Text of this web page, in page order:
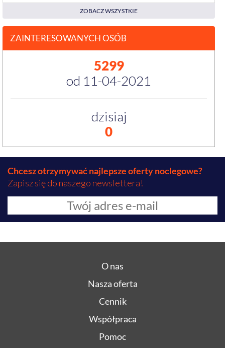
ZOBACZ WSZYSTKIE
ZAINTERESOWANYCH OSÓB
5299
od 11-04-2021
dzisiaj
0
Chcesz otrzymywać najlepsze oferty noclegowe?
Zapisz się do naszego newslettera!
O nas
Nasza oferta
Cennik
Współpraca
Pomoc